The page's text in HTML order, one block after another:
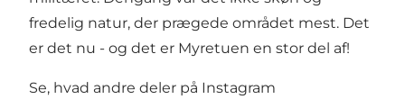
fredelig natur, der prægede området mest. Det
er det nu - og det er Myretuen en stor del af!
Se, hvad andre deler på Instagram